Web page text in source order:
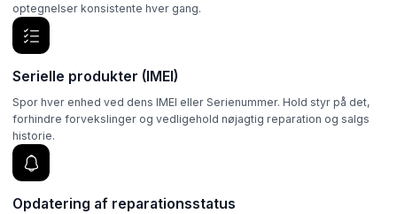
optegnelser konsistente hver gang.
Serielle produkter (IMEI)
Spor hver enhed ved dens IMEI eller Serienummer. Hold styr på det,
forhindre forvekslinger og vedligehold nøjagtig reparation og salgs
historie.
Opdatering af reparationsstatus